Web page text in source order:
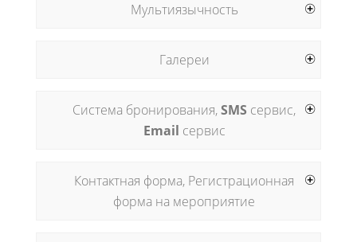
Мультиязычность
Галереи
Система бронирования,SMS сервис,
Email сервис
Контактная форма, Регистрационная
форма на мероприятие